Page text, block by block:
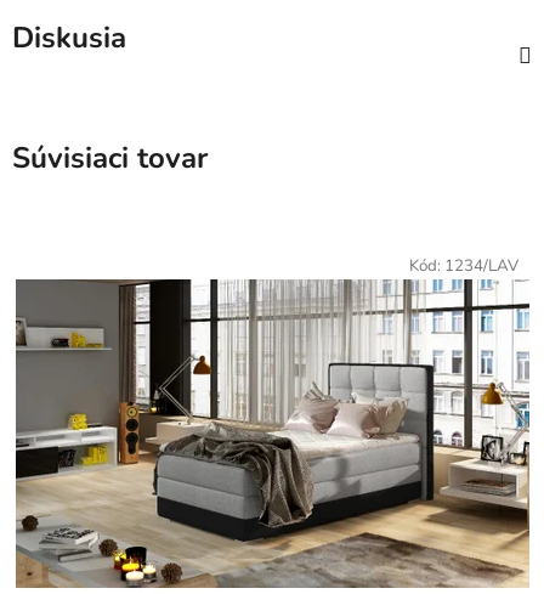
Diskusia
Súvisiaci tovar
Kód: 1234/LAV